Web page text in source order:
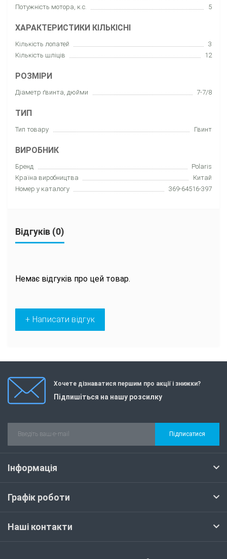
Потужність мотора, к.с.
5
ХАРАКТЕРИСТИКИ КІЛЬКІСНІ
Кількість лопатей
3
Кількість шліців
12
РОЗМІРИ
Діаметр ґвинта, дюйми 7-7/8
ТИП
Тип товару Гвинт
ВИРОБНИК
Бренд
Polaris
Країна виробництва
Китай
Номер у каталогу
369-64516-397
Відгуків (0)
Немає відгуків про цей товар.
+ Написати відгук
Хочете дізнаватися першим про акції і знижки?
Підпишіться на нашу розсилку
Підписатися
Інформація
Графік роботи
Наші контакти